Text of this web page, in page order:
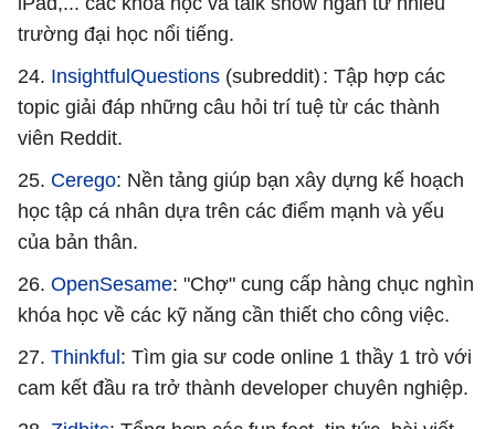
trường đại học nổi tiếng.
24. InsightfulQuestions (subreddit) : Tập hợp các
topic giải đáp những câu hỏi trí tuệ từ các thành
viên Reddit.
25. Cerego: Nền tảng giúp bạn xây dựng kế hoạch
học tập cá nhân dựa trên các điểm mạnh và yếu
của bản thân.
26. OpenSesame: "Chợ" cung cấp hàng chục nghìn
khóa học về các kỹ năng cần thiết cho công việc.
27. Thinkful: Tìm gia sư code online 1 thầy 1 trò với
cam kết đầu ra trở thành developer chuyên nghiệp.